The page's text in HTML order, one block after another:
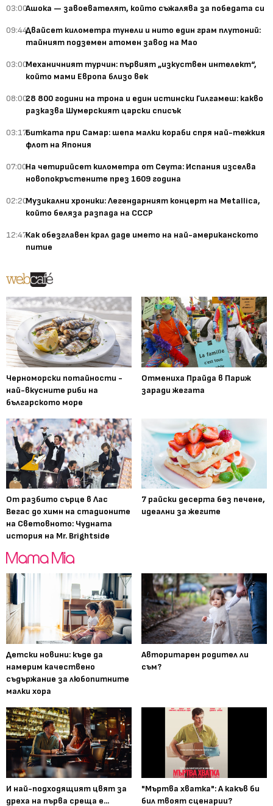
03:00Ашока — завоевателят, който съжалява за победата си
09:44Двайсет километра тунели и нито един грам плутоний:
тайният подземен атомен завод на Мао
03:00Механичният турчин: първият „изкуствен интелект“,
който мами Европа близо век
08:0028 800 години на трона и един истински Гилгамеш: какво
разказва Шумерският царски списък
03:17Битката при Самар: шепа малки кораби спря най-тежкия
флот на Япония
07:00На четирийсет километра от Сеута: Испания изселва
новопокръстените през 1609 година
02:20Музикални хроники: Легендарният концерт на Metallica,
който беляза разпада на СССР
12:47Как обезглавен крал даде името на най-американското
питие
Черноморски потайности -
най-вкусните риби на
българското море
Отмениха Прайда в Париж
заради жегата
От разбито сърце в Лас
Вегас до химн на стадионите
на Световното: Чудната
история на Mr. Brightside
7 райски десерта без печене,
идеални за жегите
Детски новини: къде да
намерим качествено
съдържание за любопитните
малки хора
Авторитарен родител ли
съм?
И най-подходящият цвят за
дреха на първа среща е...
"Мъртва хватка": А какъв би
бил твоят сценарии?